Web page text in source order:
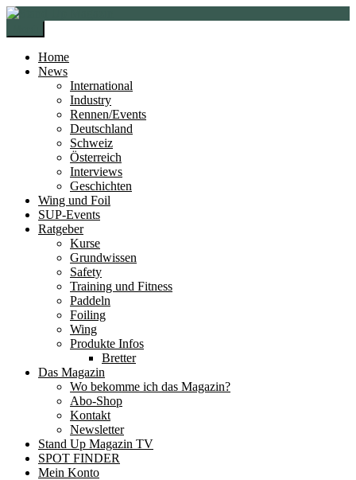
Zur
Navigation
springen
Zum
springen
Home
News
International
Industry
Rennen/Events
Deutschland
Schweiz
Österreich
Interviews
Geschichten
Wing und Foil
SUP-Events
Ratgeber
Kurse
Grundwissen
Safety
Training und Fitness
Paddeln
Foiling
Wing
Produkte Infos
Bretter
Das Magazin
Wo bekomme ich das Magazin?
Abo-Shop
Kontakt
Newsletter
Stand Up Magazin TV
SPOT FINDER
Mein Konto